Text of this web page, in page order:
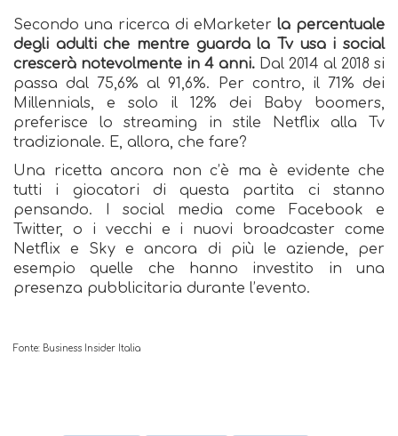
Secondo una ricerca di eMarketer la percentuale
degli adulti che mentre guarda la Tv usa i social
crescerà notevolmente in 4 anni. Dal 2014 al 2018 si
passa dal 75,6% al 91,6%. Per contro, il 71% dei
Millennials, e solo il 12% dei Baby boomers,
preferisce lo streaming in stile Netflix alla Tv
tradizionale. E, allora, che fare?
Una ricetta ancora non c’è ma è evidente che
tutti i giocatori di questa partita ci stanno
pensando. I social media come Facebook e
Twitter, o i vecchi e i nuovi broadcaster come
Netflix e Sky e ancora di più le aziende, per
esempio quelle che hanno investito in una
presenza pubblicitaria durante l’evento.
Fonte: Business Insider Italia